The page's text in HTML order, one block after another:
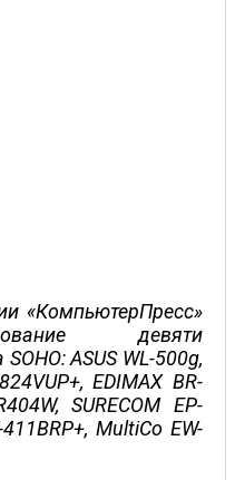
«КомпьютерПресс»
девяти
ASUS WL-500g,
EDIMAX BR-
SURECOM EP-
MultiCo EW-